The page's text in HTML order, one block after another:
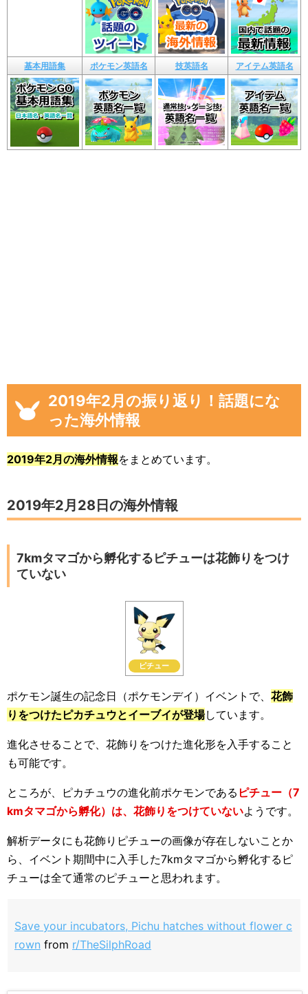
基本用語集 ポケモン英語名 技英語名 アイテム英語名
2019年2月の振り返り！話題にな
った海外情報
2019年2月の海外情報をまとめています。
2019年2月28日の海外情報
7kmタマゴから孵化するピチューは花飾りをつけ
ていない
ピチュー
ポケモン誕生の記念日（ポケモンデイ）イベントで、 花飾
りをつけたピカチュウとイーブイが登場しています。
進化させることで、花飾りをつけた進化形を入手すること
も可能です。
ところが、ピカチュウの進化前ポケモンである ピチュー（7
kmタマゴから孵化）は、花飾りをつけていないようです。
解析データにも花飾りピチューの画像が存在しないことか
ら、イベント期間中に入手した7kmタマゴから孵化するピ
チューは全て通常のピチューと思われます。
Save your incubators, Pichu hatches without flower c
rown from r/TheSilphRoad